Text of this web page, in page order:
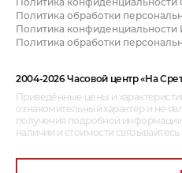
Политика обработки
Политика конфиденциальности
Политика обработки
2004-2026 Часовой центр «На
Приведённые цены и
ознакомительный характер и не
получения подробной информации
наличии и стоимости